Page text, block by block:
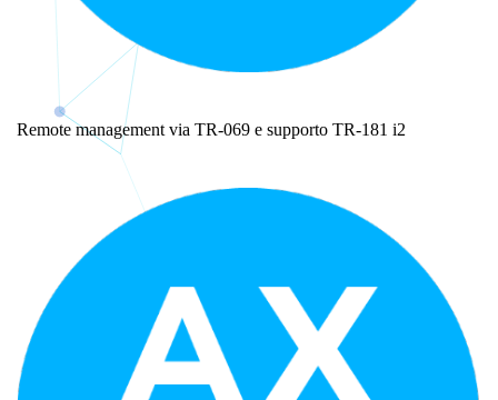
Remote management via TR-069 e supporto TR-181 i2